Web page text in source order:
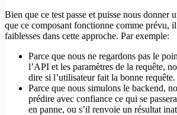
Bien que ce test passe et puisse nous donner
que ce composant fonctionne comme prévu,
faiblesses dans cette approche. Par exemple:
Parce que nous ne regardons pas le
l’API et les paramètres de la requête,
dire si l’utilisateur fait la bonne requête.
Parce que nous simulons le backend,
prédire avec confiance ce qui se
en panne, ou s’il renvoie un résultat